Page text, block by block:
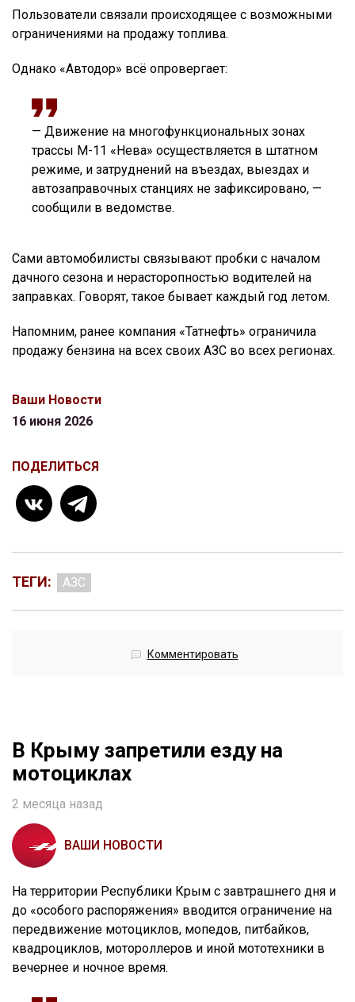
Пользователи связали происходящее с возможными
ограничениями на продажу топлива.
Однако «Автодор» всё опровергает:
— Движение на многофункциональных зонах
трассы М-11 «Нева» осуществляется в штатном
режиме, и затруднений на въездах, выездах и
автозаправочных станциях не зафиксировано, —
сообщили в ведомстве.
Сами автомобилисты связывают пробки с началом
дачного сезона и нерасторопностью водителей на
заправках. Говорят, такое бывает каждый год летом.
Напомним, ранее компания «Татнефть» ограничила
продажу бензина на всех своих АЗС во всех регионах.
Ваши Новости
16 июня 2026
ПОДЕЛИТЬСЯ
ТЕГИ: АЗС
Комментировать
В Крыму запретили езду на
мотоциклах
2 месяца назад
ВАШИ НОВОСТИ
На территории Республики Крым с завтрашнего дня и
до «особого распоряжения» вводится ограничение на
передвижение мотоциклов, мопедов, питбайков,
квадроциклов, мотороллеров и иной мототехники в
вечернее и ночное время.